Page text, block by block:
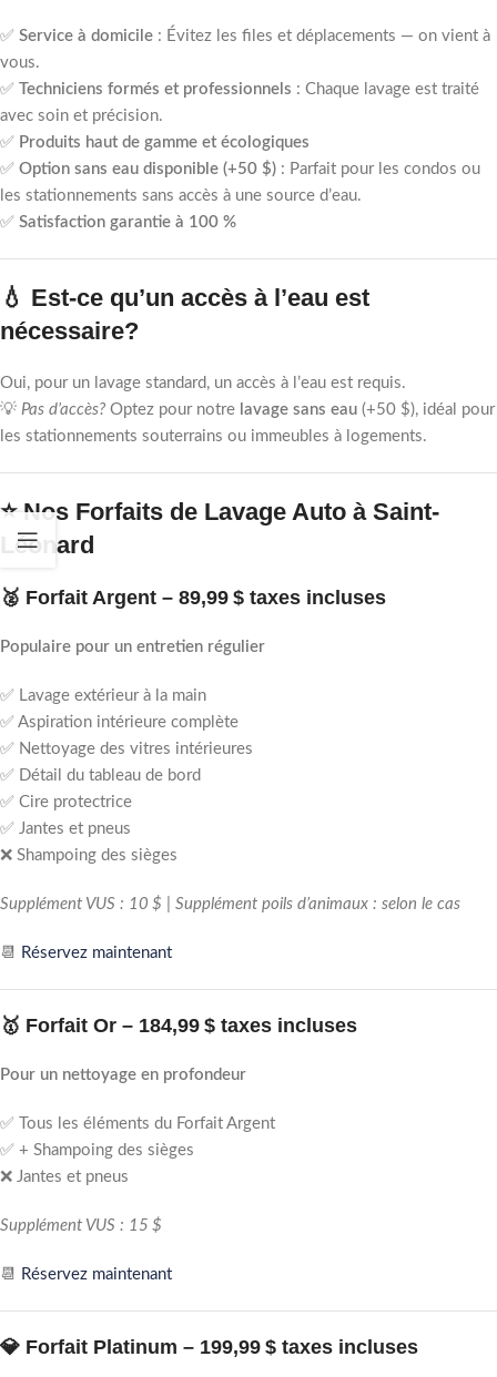
✅ Service à domicile : Évitez les files et déplacements — on vient à
vous.
✅ Techniciens formés et professionnels : Chaque lavage est traité
avec soin et précision.
✅ Produits haut de gamme et écologiques
✅ Option sans eau disponible (+50 $) : Parfait pour les condos ou
les stationnements sans accès à une source d’eau.
✅ Satisfaction garantie à 100 %
💧 Est-ce qu’un accès à l’eau est
nécessaire?
Oui, pour un lavage standard, un accès à l’eau est requis.
💡 Pas d’accès? Optez pour notre lavage sans eau (+50 $), idéal pour
les stationnements souterrains ou immeubles à logements.
⭐ Nos Forfaits de Lavage Auto à Saint-
Léonard
🥈 Forfait Argent – 89,99 $ taxes incluses
Populaire pour un entretien régulier
✅ Lavage extérieur à la main
✅ Aspiration intérieure complète
✅ Nettoyage des vitres intérieures
✅ Détail du tableau de bord
✅ Cire protectrice
✅ Jantes et pneus
❌ Shampoing des sièges
Supplément VUS : 10 $ | Supplément poils d’animaux : selon le cas
📆 Réservez maintenant
🥇 Forfait Or – 184,99 $ taxes incluses
Pour un nettoyage en profondeur
✅ Tous les éléments du Forfait Argent
✅ + Shampoing des sièges
❌ Jantes et pneus
Supplément VUS : 15 $
📆 Réservez maintenant
💎 Forfait Platinum – 199,99 $ taxes incluses